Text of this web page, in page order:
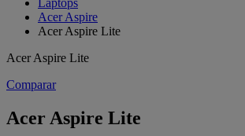
Acer Aspire
Acer Aspire Lite
Acer Aspire Lite
Comparar
Acer Aspire Lite